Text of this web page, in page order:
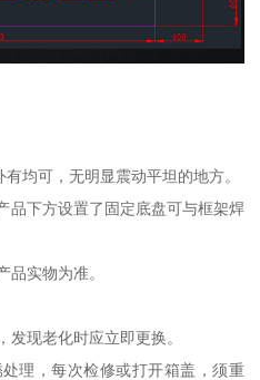
均可，无明显震动平坦的地方。
品下方设置了固定底盘可与框架焊
品实物为准。
现老化时应立即更换。
理，每次检修或打开箱盖，须重